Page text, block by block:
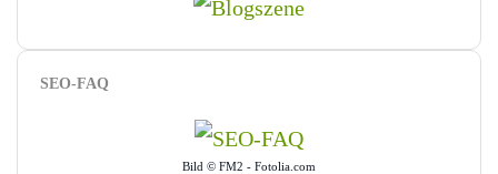
SEO-FAQ
Bild © FM2 - Fotolia.com